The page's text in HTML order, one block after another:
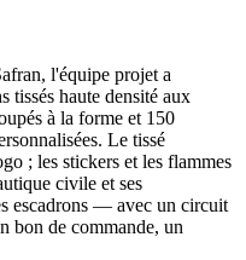
l'équipe projet a
tissés haute densité aux
à la forme et 150
Le tissé
; les stickers et les flammes
civile et ses
escadrons — avec un circuit
bon de commande, un